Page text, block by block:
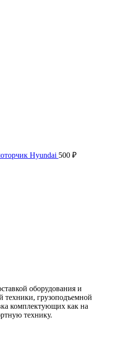
Hyundai 500 ₽
оборудования и
техники, грузоподъемной
комплектующих как на
технику.